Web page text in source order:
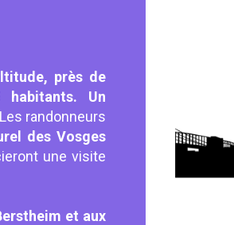
près de
habitants. Un
Les randonneurs
des Vosges
une visite
et aux